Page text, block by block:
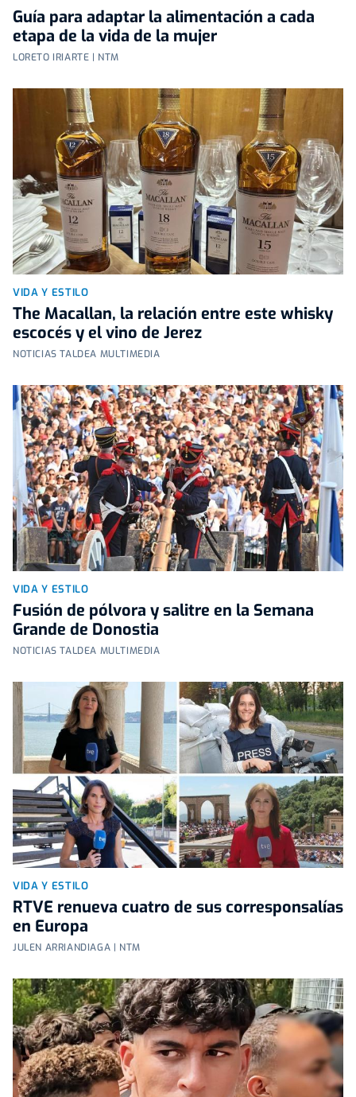
Guía para adaptar la alimentación a cada
etapa de la vida de la mujer
LORETO IRIARTE | NTM
VIDA Y ESTILO
The Macallan, la relación entre este whisky
escocés y el vino de Jerez
NOTICIAS TALDEA MULTIMEDIA
VIDA Y ESTILO
Fusión de pólvora y salitre en la Semana
Grande de Donostia
NOTICIAS TALDEA MULTIMEDIA
VIDA Y ESTILO
RTVE renueva cuatro de sus corresponsalías
en Europa
JULEN ARRIANDIAGA | NTM